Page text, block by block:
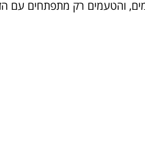
והטעמים רק מתפתחים עם